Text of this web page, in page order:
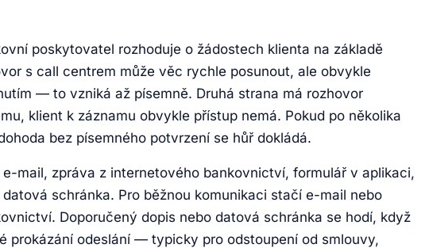
poskytovatel rozhoduje o žádostech klienta na základě
s call centrem může věc rychle posunout, ale obvykle
— to vzniká až písemně. Druhá strana má rozhovor
klient k záznamu obvykle přístup nemá. Pokud po několika
bez písemného potvrzení se hůř dokládá.
mail, zpráva z internetového bankovnictví, formulář v aplikaci,
schránka. Pro běžnou komunikaci stačí e-mail nebo
Doporučený dopis nebo datová schránka se hodí, když
prokázání odeslání — typicky pro odstoupení od smlouvy,